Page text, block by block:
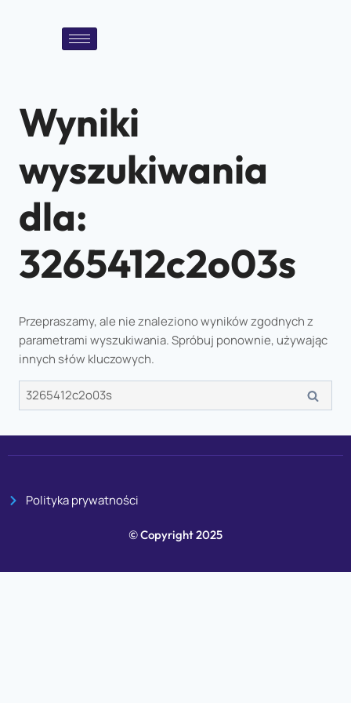
Wyniki
wyszukiwania
dla:
3265412c2o03s
Przepraszamy, ale nie znaleziono wyników zgodnych z
parametrami wyszukiwania. Spróbuj ponownie, używając
innych słów kluczowych.
Polityka prywatności
© Copyright 2025